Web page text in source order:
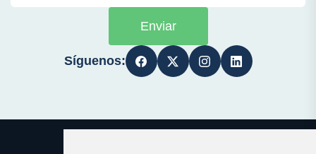
Enviar
Síguenos: